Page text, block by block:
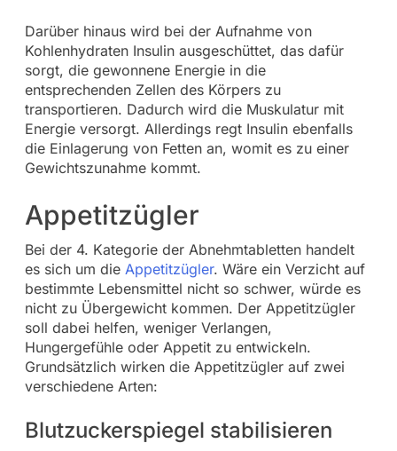
Darüber hinaus wird bei der Aufnahme von
Kohlenhydraten Insulin ausgeschüttet, das dafür
sorgt, die gewonnene Energie in die
entsprechenden Zellen des Körpers zu
transportieren. Dadurch wird die Muskulatur mit
Energie versorgt. Allerdings regt Insulin ebenfalls
die Einlagerung von Fetten an, womit es zu einer
Gewichtszunahme kommt.
Appetitzügler
Bei der 4. Kategorie der Abnehmtabletten handelt
es sich um die Appetitzügler. Wäre ein Verzicht auf
bestimmte Lebensmittel nicht so schwer, würde es
nicht zu Übergewicht kommen. Der Appetitzügler
soll dabei helfen, weniger Verlangen,
Hungergefühle oder Appetit zu entwickeln.
Grundsätzlich wirken die Appetitzügler auf zwei
verschiedene Arten:
Blutzuckerspiegel stabilisieren